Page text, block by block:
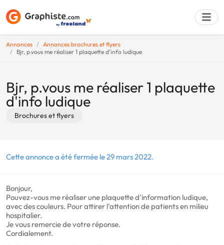
Annonces
Annonces brochures et flyers
Bjr, p.vous me réaliser 1 plaquette d'info ludique
Bjr, p.vous me réaliser 1 plaquette
d'info ludique
Brochures et flyers
Cette annonce a été fermée le 29 mars 2022.
Bonjour,
Pouvez-vous me réaliser une plaquette d'information ludique,
avec des couleurs. Pour attirer l'attention de patients en milieu
hospitalier.
Je vous remercie de votre réponse.
Cordialement.